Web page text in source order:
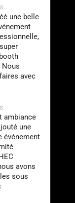
une belle
Nous
avec
ambiance
une
événement
avons
sous